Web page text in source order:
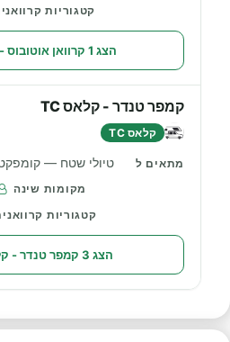
הצג 1 קרוואן אוטובוס - קלאס A
קמפר טנדר - קלאס TC
קלאס TC
טיולי שטח —
הצג 3 קמפר טנדר - קלאס TC